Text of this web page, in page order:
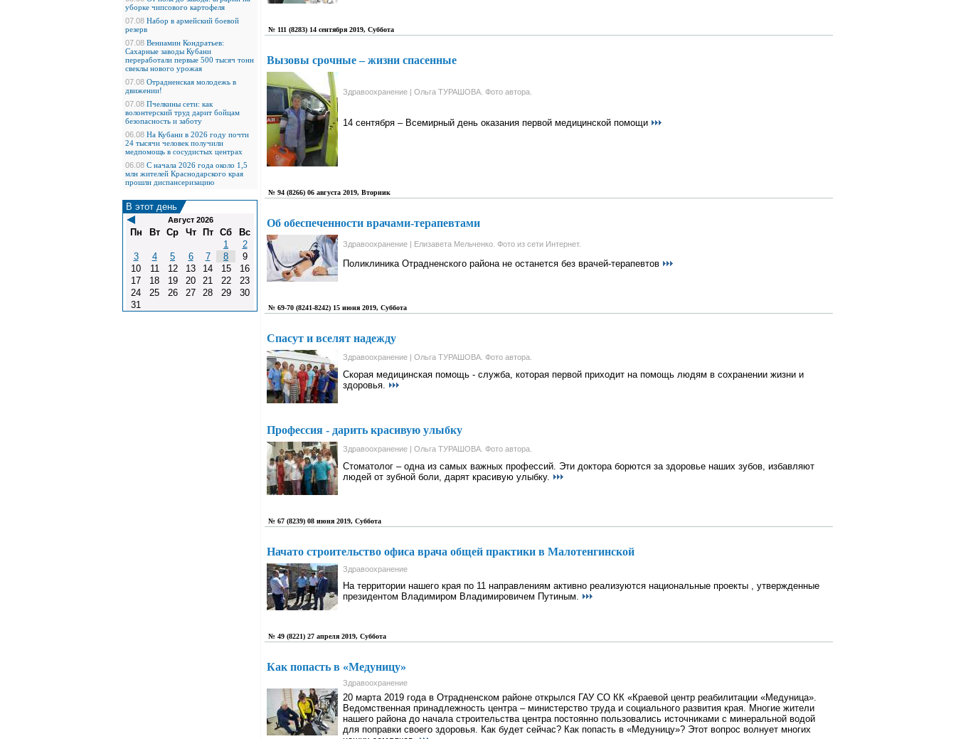
уборке чипсового картофеля
07.08 Набор в армейский боевой
резерв
07.08 Вениамин Кондратьев:
Сахарные заводы Кубани
переработали первые 500 тысяч тонн
свеклы нового урожая
07.08 Отрадненская молодежь в
движении!
07.08 Пчелкины сети: как
волонтерский труд дарит бойцам
безопасность и заботу
06.08 На Кубани в 2026 году почти
24 тысячи человек получили
медпомощь в сосудистых центрах
06.08 С начала 2026 года около 1,5
млн жителей Краснодарского края
прошли диспансеризацию
В этот день
Август 2026
Пн Вт Ср Чт Пт Сб
Вс
1
2
3
4 5 6 7 8
9
10
11 12 13 14 15
16
17
18 19 20 21 22
23
24
25 26 27 28 29
30
31
№ 111 (8283) 14 сентября 2019, Суббота
Вызовы срочные – жизни спасенные
Здравоохранение | Ольга ТУРАШОВА. Фото автора.
14 сентября – Всемирный день оказания первой медицинской помощи
№ 94 (8266) 06 августа 2019, Вторник
Об обеспеченности врачами-терапевтами
Здравоохранение | Елизавета Мельченко. Фото из сети Интернет.
Поликлиника Отрадненского района не останется без врачей-терапевтов
№ 69-70 (8241-8242) 15 июня 2019, Суббота
Спасут и вселят надежду
Здравоохранение | Ольга ТУРАШОВА. Фото автора.
Скорая медицинская помощь - служба, которая первой приходит на помощь людям в сохранении жизни и
здоровья.
Профессия - дарить красивую улыбку
Здравоохранение | Ольга ТУРАШОВА. Фото автора.
Стоматолог – одна из самых важных профессий. Эти доктора борются за здоровье наших зубов, избавляют
людей от зубной боли, дарят красивую улыбку.
№ 67 (8239) 08 июня 2019, Суббота
Начато строительство офиса врача общей практики в Малотенгинской
Здравоохранение
На территории нашего края по 11 направлениям активно реализуются национальные проекты , утвержденные
президентом Владимиром Владимировичем Путиным.
№ 49 (8221) 27 апреля 2019, Суббота
Как попасть в «Медуницу»
Здравоохранение
20 марта 2019 года в Отрадненском районе открылся ГАУ СО КК «Краевой центр реабилитации «Медуница».
Ведомственная принадлежность центра – министерство труда и социального развития края. Многие жители
нашего района до начала строительства центра постоянно пользовались источниками с минеральной водой
для поправки своего здоровья. Как будет сейчас? Как попасть в «Медуницу»? Этот вопрос волнует многих